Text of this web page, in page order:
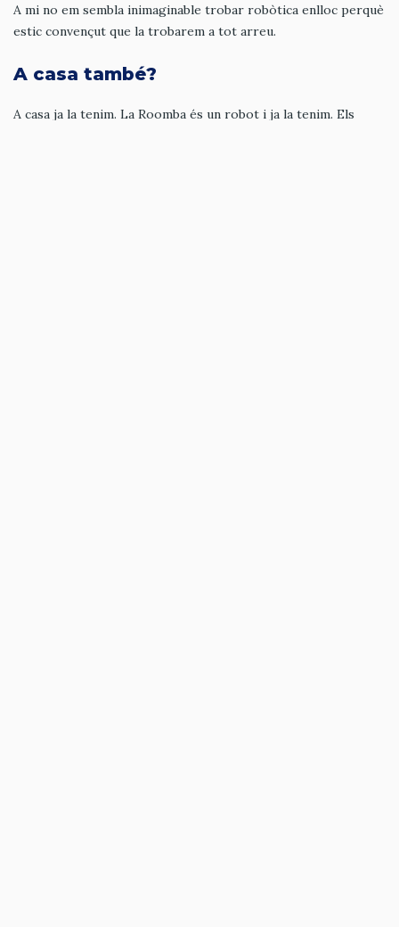
A mi no em sembla inimaginable trobar robòtica enlloc perquè
estic convençut que la trobarem a tot arreu.
A casa també?
A casa ja la tenim. La Roomba és un robot i ja la tenim. Els